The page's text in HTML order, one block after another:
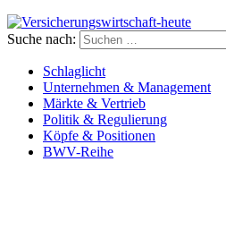
Versicherungswirtschaft-heute
Suche nach:
Schlaglicht
Unternehmen & Management
Märkte & Vertrieb
Politik & Regulierung
Köpfe & Positionen
BWV-Reihe